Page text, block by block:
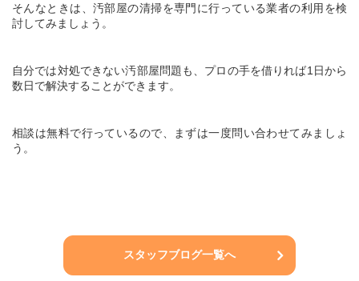
そんなときは、汚部屋の清掃を専門に行っている業者の利用を検
討してみましょう。
自分では対処できない汚部屋問題も、プロの手を借りれば1 日から
数日で解決することができます。
相談は無料で行っているので、まずは一度問い合わせてみましょ
う。
スタッフブログ一覧へ